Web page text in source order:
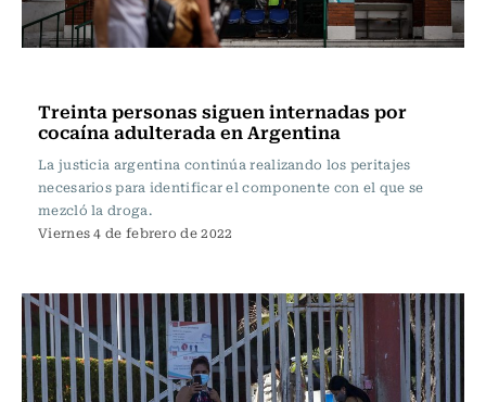
Treinta personas siguen internadas por
cocaína adulterada en Argentina
La justicia argentina continúa realizando los peritajes
necesarios para identificar el componente con el que se
mezcló la droga.
Viernes 4 de febrero de 2022